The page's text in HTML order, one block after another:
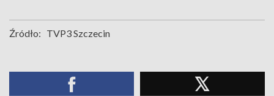
Źródło: TVP3 Szczecin